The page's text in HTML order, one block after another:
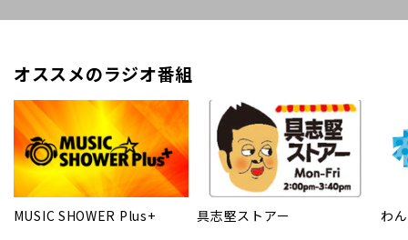
オススメのラジオ番組
MUSIC SHOWER Plus+ 具志堅ストアー わ